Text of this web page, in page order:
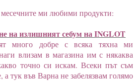
месечните ми любими продукти:
на излишният себум на INGLOT
много добре с всяка тяхна ми
влизам в магазина им с някаква
точно си искам. Всеки път съм
тук във Варна не забелязвам голямо